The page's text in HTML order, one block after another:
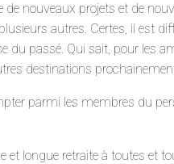
nouveaux projets et de
autres. Certes, il est
du passé. Qui sait, pour les
destinations
parmi les membres du
et longue retraite à toutes et